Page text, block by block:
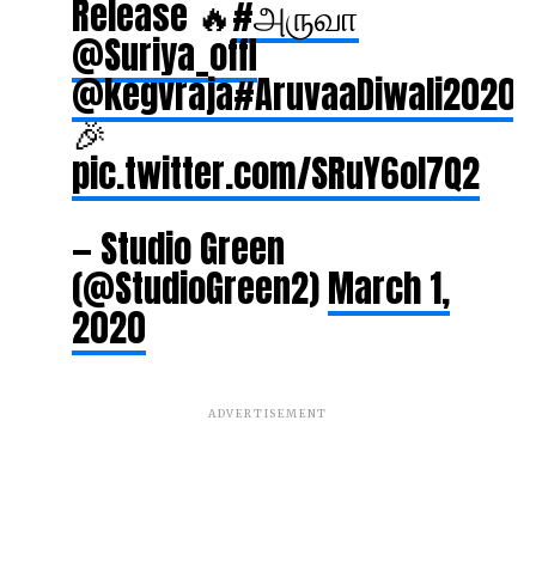
Release 🔥#அருவா
@Suriya_offl
@kegvraja#AruvaaDiwali2020
🎉
pic.twitter.com/SRuY6oI7Q2
— Studio Green
(@StudioGreen2)March 1,
2020
ADVERTISEMENT